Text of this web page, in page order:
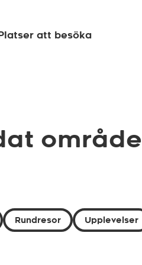
att besöka
område
Rundresor Upplevelser